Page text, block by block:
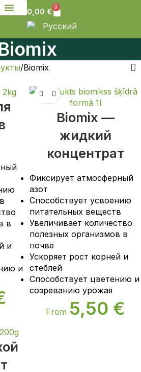
0,00 €
0
Русский
Biomix
в
и
и
Biomix —
жидкий
концентрат
Фиксирует атмосферный
азот
Способствует усвоению
питательных веществ
Увеличивает количество
полезных организмов в
почве
Ускоряет рост корней и
стеблей
Способствует цветению и
созреванию урожая
From 5,50 €